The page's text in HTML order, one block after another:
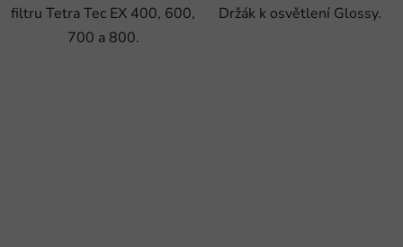
filtru Tetra Tec EX 400, 600,
700 a 800.
Držák k osvětlení Glossy.